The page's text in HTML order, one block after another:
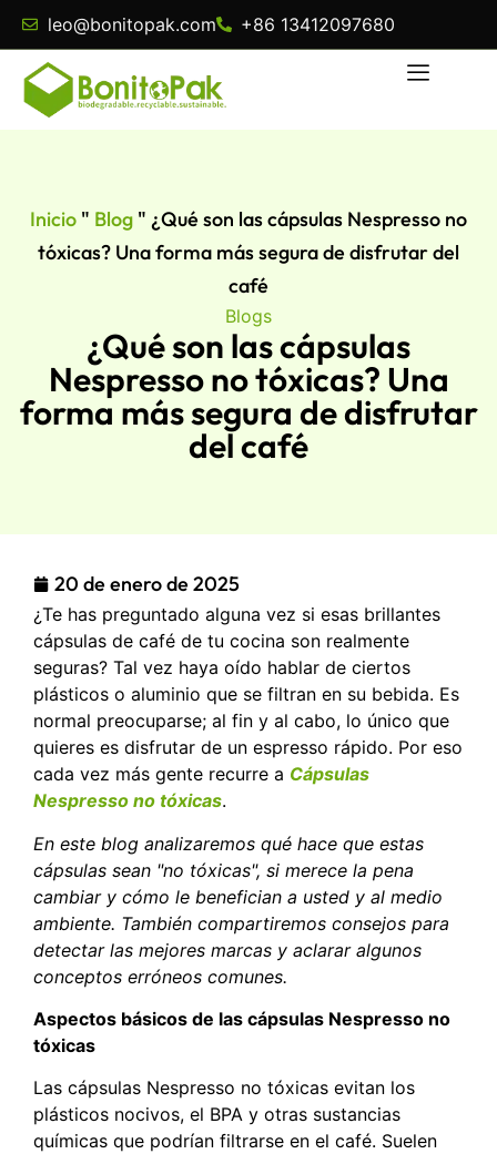
leo@bonitopak.com +86 13412097680
Inicio " Blog " ¿Qué son las cápsulas Nespresso no
tóxicas? Una forma más segura de disfrutar del
café
Blogs
¿Qué son las cápsulas
Nespresso no tóxicas? Una
forma más segura de disfrutar
del café
20 de enero de 2025
¿Te has preguntado alguna vez si esas brillantes
cápsulas de café de tu cocina son realmente
seguras? Tal vez haya oído hablar de ciertos
plásticos o aluminio que se filtran en su bebida. Es
normal preocuparse; al fin y al cabo, lo único que
quieres es disfrutar de un espresso rápido. Por eso
cada vez más gente recurre a Cápsulas
Nespresso no tóxicas.
En este blog analizaremos qué hace que estas
cápsulas sean "no tóxicas", si merece la pena
cambiar y cómo le benefician a usted y al medio
ambiente. También compartiremos consejos para
detectar las mejores marcas y aclarar algunos
conceptos erróneos comunes.
Aspectos básicos de las cápsulas Nespresso no
tóxicas
Las cápsulas Nespresso no tóxicas evitan los
plásticos nocivos, el BPA y otras sustancias
químicas que podrían filtrarse en el café. Suelen